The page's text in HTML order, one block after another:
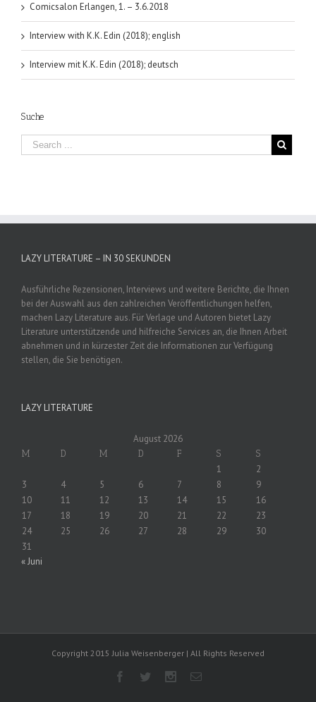
Comicsalon Erlangen, 1. – 3.6.2018
Interview with K.K. Edin (2018); english
Interview mit K.K. Edin (2018); deutsch
Suche
LAZY LITERATURE – IN 30 SEKUNDEN
Ausführliche Rezensionen, Interviews und weitere Berichte, die Ihnen
bei der Auswahl aus den zahlreichen Veröffentlichungen helfen,
machen Lazy Literature aus. Für Verlage und Autoren bietet Lazy
Literature unterstützende und hilfreiche Services an, die Ihnen Arbeit
abnehmen und in kürzester Zeit die Informationen zur Verfügung
stellen, die Sie benötigen.
LAZY LITERATURE
August 2026
M D M D F S S
1
2
3
4 5 6 7 8
9
10
11 12 13 14 15
16
17
18 19 20 21 22
23
24
25 26 27 28 29
30
31
« Juni
Copyright 2015 Julia Weisenberger | All Rights Reserved